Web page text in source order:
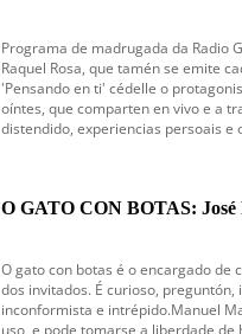
Programa de madrugada da Radio
Raquel Rosa, que tamén se emite
'Pensando en ti' cédelle o
oíntes, que comparten en vivo e a
distendido, experiencias persoais
O GATO CON BOTAS:
O gato con botas é o encargado de
dos invitados. É curioso,
inconformista e intrépido.Manuel
uso, e pode tomarse a liberdade